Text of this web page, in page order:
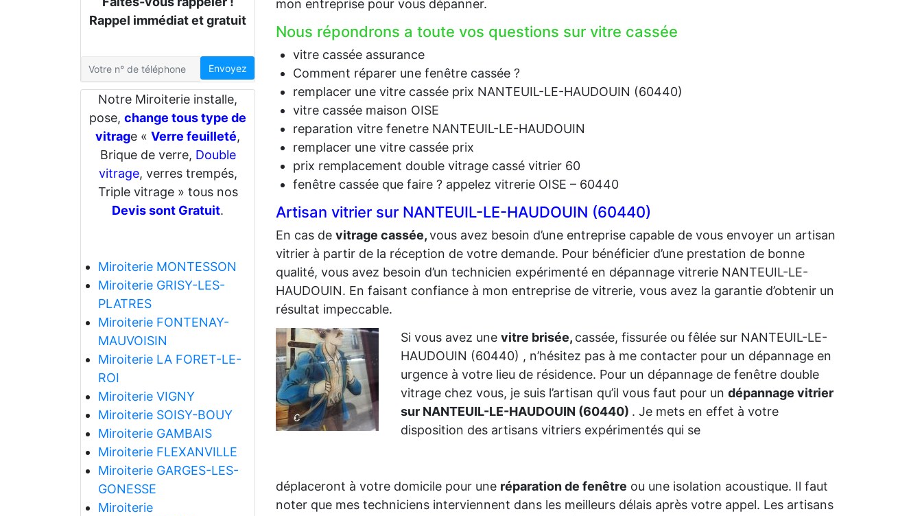
Rappel immédiat et gratuit
Envoyez
Notre Miroiterie installe,
pose, change tous type de
vitrage « Verre feuilleté,
Brique de verre, Double
vitrage, verres trempés,
Triple vitrage » tous nos
Devis sont Gratuit.
Miroiterie MONTESSON
Miroiterie GRISY-LES-
PLATRES
Miroiterie FONTENAY-
MAUVOISIN
Miroiterie LA FORET-LE-
ROI
Miroiterie VIGNY
Miroiterie SOISY-BOUY
Miroiterie GAMBAIS
Miroiterie FLEXANVILLE
Miroiterie GARGES-LES-
GONESSE
Miroiterie
mon entreprise pour vous dépanner.
Nous répondrons a toute vos questions sur vitre cassée
vitre cassée assurance
Comment réparer une fenêtre cassée ?
remplacer une vitre cassée prix NANTEUIL-LE-HAUDOUIN (60440)
vitre cassée maison OISE
reparation vitre fenetre NANTEUIL-LE-HAUDOUIN
remplacer une vitre cassée prix
prix remplacement double vitrage cassé vitrier 60
fenêtre cassée que faire ? appelez vitrerie OISE – 60440
Artisan vitrier sur NANTEUIL-LE-HAUDOUIN (60440)
En cas de vitrage cassée,vous avez besoin d’une entreprise capable de vous envoyer un artisan
vitrier à partir de la réception de votre demande. Pour bénéficier d’une prestation de bonne
qualité, vous avez besoin d’un technicien expérimenté en dépannage vitrerie NANTEUIL-LE-
HAUDOUIN. En faisant confiance à mon entreprise de vitrerie, vous avez la garantie d’obtenir un
résultat impeccable.
Si vous avez unevitre brisée, cassée, fissurée ou fêlée sur NANTEUIL-LE-
HAUDOUIN (60440) , n’hésitez pas à me contacter pour un dépannage en
urgence à votre lieu de résidence. Pour un dépannage de fenêtre double
vitrage chez vous, je suis l’artisan qu’il vous faut pour undépannage vitrier
sur NANTEUIL-LE-HAUDOUIN (60440) . Je mets en effet à votre
disposition des artisans vitriers expérimentés qui se
déplaceront à votre domicile pour une réparation de fenêtre ou une isolation acoustique. Il faut
noter que mes techniciens interviennent dans les meilleurs délais après votre appel. Les artisans